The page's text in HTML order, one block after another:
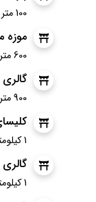
100 متر
موزه
600 متر
900 متر
1 کیلومتر
گالری
1 کیلومتر